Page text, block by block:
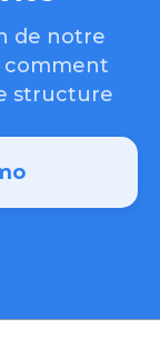
de notre
structure